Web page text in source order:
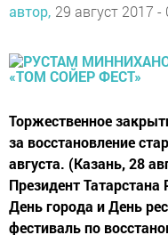
автор, 29 август 2017 -
Торжественное
за восстановление
августа. (Казань, 28
Президент
День города и День
фестиваль по